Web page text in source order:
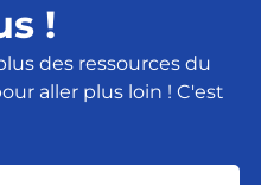
!
des ressources du
aller plus loin ! C'est